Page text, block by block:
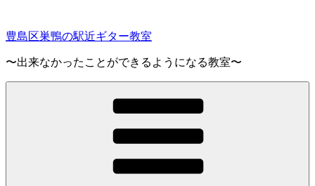
テ
へ
豊島区巣鴨の駅近ギター教室
〜出来なかったことができるようになる教室〜